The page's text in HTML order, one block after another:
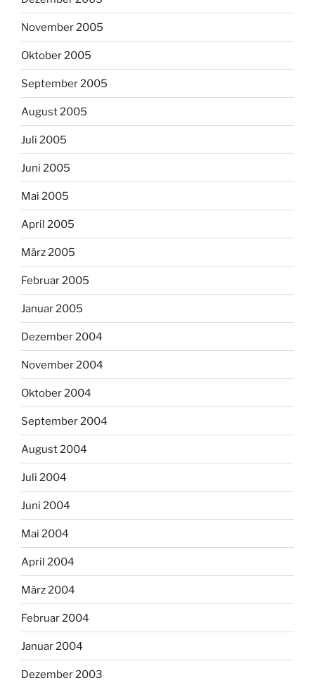
November 2005
Oktober 2005
September 2005
August 2005
Juli 2005
Juni 2005
Mai 2005
April 2005
März 2005
Februar 2005
Januar 2005
Dezember 2004
November 2004
Oktober 2004
September 2004
August 2004
Juli 2004
Juni 2004
Mai 2004
April 2004
März 2004
Februar 2004
Januar 2004
Dezember 2003